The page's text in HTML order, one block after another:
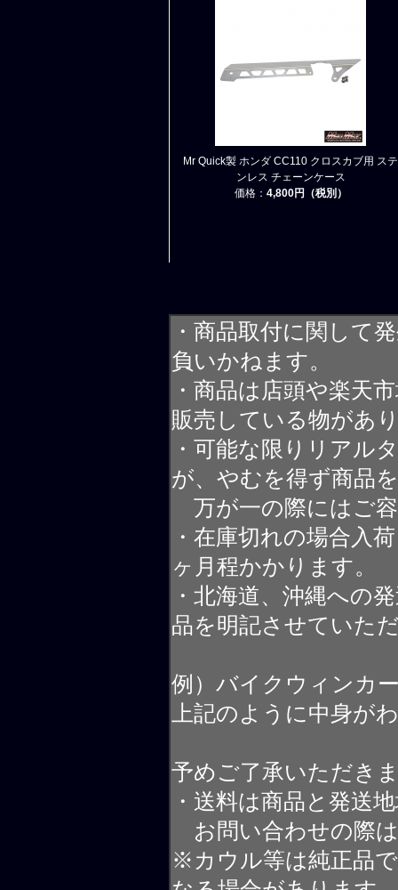
Mr Quick製 ホンダ CC110 クロスカブ用 ステ
ンレス チェーンケース
価格： 4,800円（税別）
・商品取付に関して
負いかねます。
・商品は店頭や楽天
販売している物があ
・可能な限りリアル
が、やむを得ず商品
万が一の際にはご
・在庫切れの場合入
ヶ月程かかります。
・北海道、沖縄への
品を明記させていた
例）バイクウィンカ
上記のように中身が
予めご了承いただき
・送料は商品と発送
お問い合わせの際
※カウル等は純正品